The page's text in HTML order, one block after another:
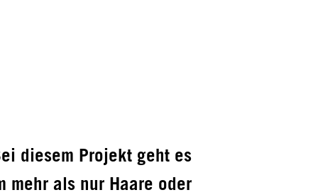
diesem Projekt geht es
mehr als nur Haare oder